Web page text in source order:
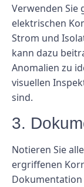
Verwenden Sie
elektrischen
Strom und
kann dazu
Anomalien zu
visuellen
sind.
3.
Notieren Sie
ergriffenen
Dokumentation